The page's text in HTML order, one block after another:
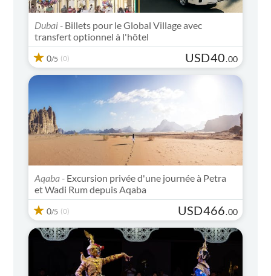
Dubai - Billets pour le Global Village avec
transfert optionnel à l'hôtel
0/5 (0) USD40.00
Aqaba - Excursion privée d'une journée à Petra
et Wadi Rum depuis Aqaba
0/5 (0) USD466.00